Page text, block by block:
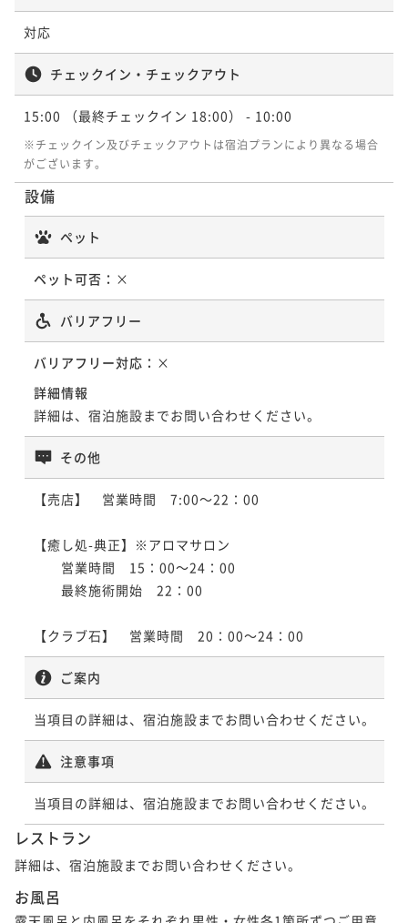
対応
チェックイン・チェックアウト
15:00 （最終チェックイン 18:00） - 10:00
※チェックイン及びチェックアウトは宿泊プランにより異なる場合
がございます。
設備
ペット
ペット可否： ×
バリアフリー
バリアフリー対応： ×
詳細情報
詳細は、宿泊施設までお問い合わせください。
その他
【売店】　営業時間　7:00～22：00
【癒し処-典正】※アロマサロン
営業時間　15：00～24：00
最終施術開始　22：00
【クラブ石】　営業時間　20：00～24：00
ご案内
当項目の詳細は、宿泊施設までお問い合わせください。
注意事項
当項目の詳細は、宿泊施設までお問い合わせください。
レストラン
詳細は、宿泊施設までお問い合わせください。
お風呂